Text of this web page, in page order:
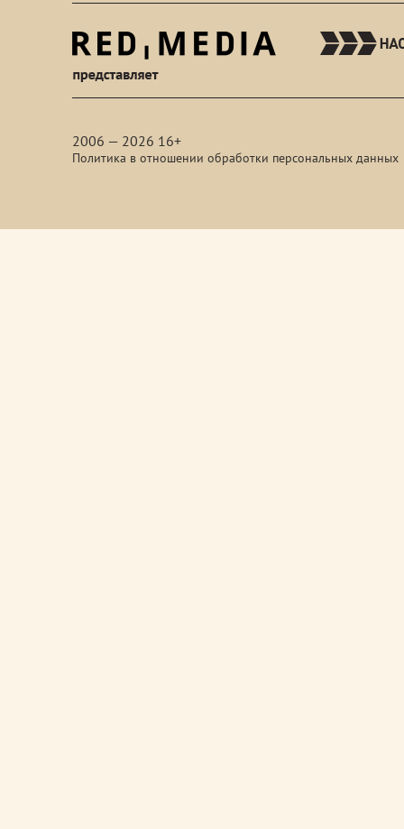
2006 — 2026 16+
Политика в отношении обработки персональных данных